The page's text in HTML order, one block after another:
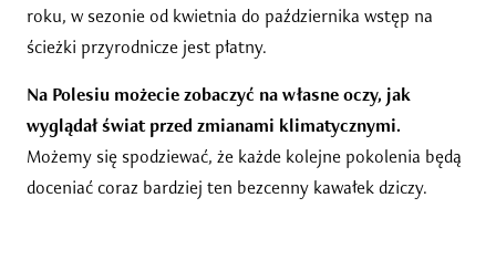
roku, w sezonie od kwietnia do października wstęp na
ścieżki przyrodnicze jest płatny.
Na Polesiu możecie zobaczyć na własne oczy, jak
wyglądałświat przed zmianami klimatycznymi.
Możemy się spodziewać, że każde kolejne pokolenia będą
doceniać coraz bardziej ten bezcenny kawałek dziczy.